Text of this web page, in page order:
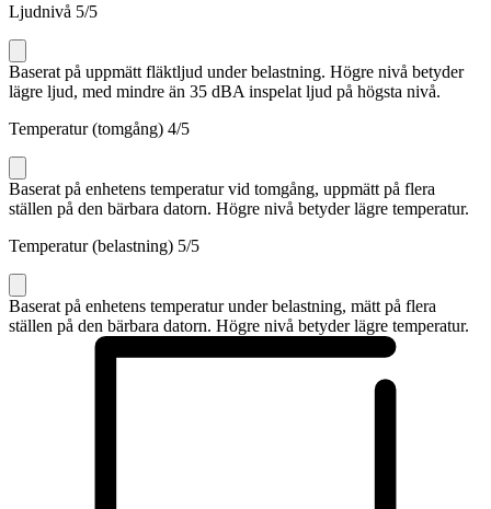
Ljudnivå 5/5
Baserat på uppmätt fläktljud under belastning. Högre nivå betyder
lägre ljud, med mindre än 35 dBA inspelat ljud på högsta nivå.
Temperatur (tomgång) 4/5
Baserat på enhetens temperatur vid tomgång, uppmätt på flera
ställen på den bärbara datorn. Högre nivå betyder lägre temperatur.
Temperatur (belastning) 5/5
Baserat på enhetens temperatur under belastning, mätt på flera
ställen på den bärbara datorn. Högre nivå betyder lägre temperatur.